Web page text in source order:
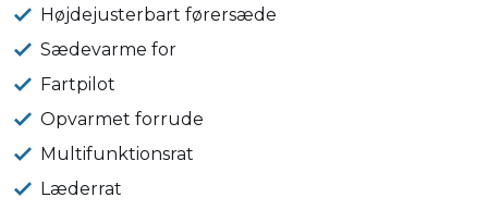
Højdejusterbart førersæde
Sædevarme for
Fartpilot
Opvarmet forrude
Multifunktionsrat
Læderrat